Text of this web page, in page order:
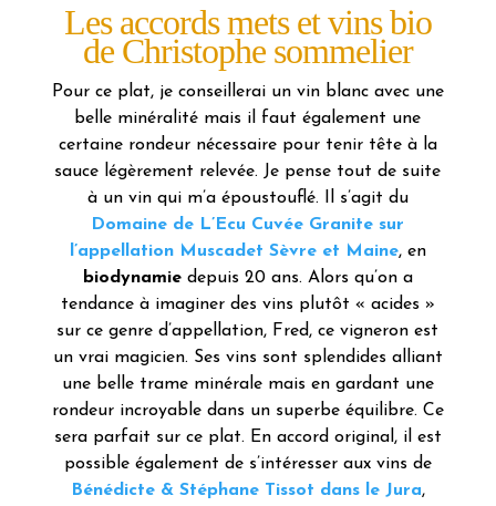
Les accords mets et vins bio
de Christophe sommelier
Pour ce plat, je conseillerai un vin blanc avec une
belle minéralité mais il faut également une
certaine rondeur nécessaire pour tenir tête à la
sauce légèrement relevée. Je pense tout de suite
à un vin qui m’a époustouflé. Il s’agit du
Domaine de L’Ecu Cuvée Granite sur
l’appellation Muscadet Sèvre et Maine, en
biodynamiedepuis 20 ans. Alors qu’on a
tendance à imaginer des vins plutôt « acides »
sur ce genre d’appellation, Fred, ce vigneron est
un vrai magicien. Ses vins sont splendides alliant
une belle trame minérale mais en gardant une
rondeur incroyable dans un superbe équilibre. Ce
sera parfait sur ce plat. En accord original, il est
possible également de s’intéresser aux vins de
Bénédicte & Stéphane Tissot dans le Jura,